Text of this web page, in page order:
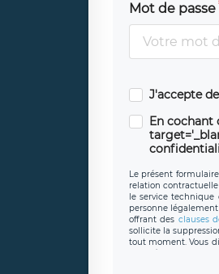
Mot de passe
J'accepte
En cochant
Le présent
relation
le service
personne
offrant des clauses
sollicite la
tout moment. Vous
caractère
protection des